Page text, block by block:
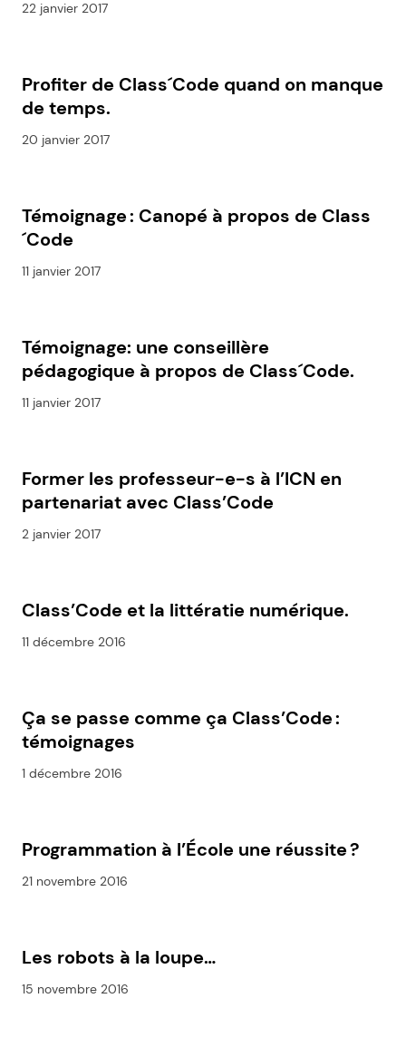
22 janvier 2017
Profiter de Class´Code quand on manque
de temps.
20 janvier 2017
Témoignage : Canopé à propos de Class
´Code
11 janvier 2017
Témoignage: une conseillère
pédagogique à propos de Class´Code.
11 janvier 2017
Former les professeur-e-s à l’ICN en
partenariat avec Class’Code
2 janvier 2017
Class’Code et la littératie numérique.
11 décembre 2016
Ça se passe comme ça Class’Code :
témoignages
1 décembre 2016
Programmation à l’École une réussite ?
21 novembre 2016
Les robots à la loupe…
15 novembre 2016